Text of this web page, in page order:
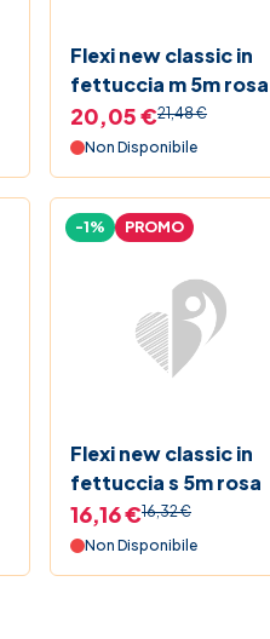
Flexi new classic in
fettuccia m 5m rosa
20,05 €21,48 €
Non Disponibile
Flexi new classic in
fettuccia s 5m rosa
-1% PROMO
16,16 €16,32 €
Non Disponibile